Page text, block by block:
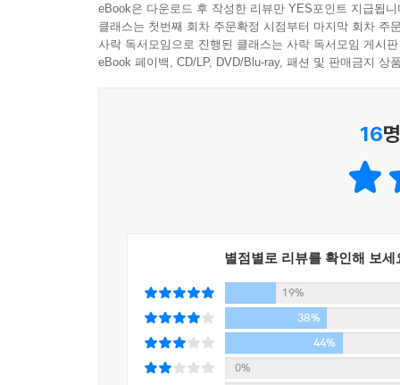
eBook은 다운로드 후 작성한 리뷰만 YES포인트 지급됩니
클래스는 첫번째 회차 주문확정 시점부터 마지막 회차 주
사락 독서모임으로 진행된 클래스는 사락 독서모임 게시
eBook 페이백, CD/LP, DVD/Blu-ray, 패션 및 판매금지 상
16
별점별로 리뷰를 확인해 보세
19%
38%
44%
0%